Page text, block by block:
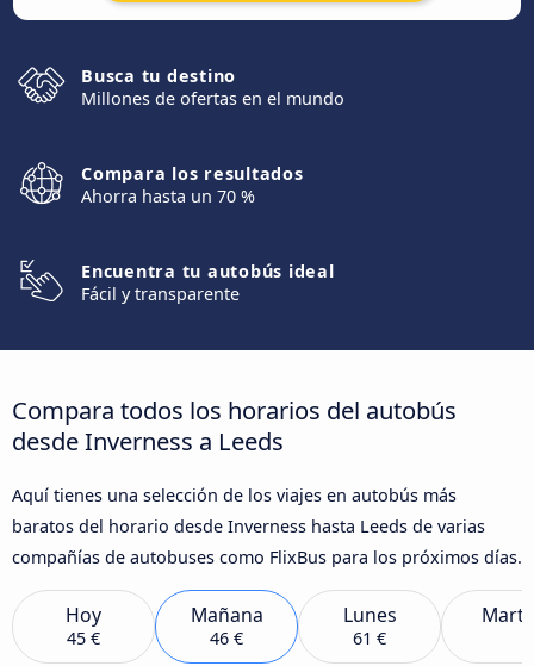
Busca tu destino
Millones de ofertas en el mundo
Compara los resultados
Ahorra hasta un 70 %
Encuentra tu autobús ideal
Fácil y transparente
Compara todos los horarios del autobús
desde Inverness a Leeds
Aquí tienes una selección de los viajes en autobús más
baratos del horario desde Inverness hasta Leeds de varias
compañías de autobuses como FlixBus para los próximos días.
Hoy
45 €
Mañana
46 €
Lunes
61 €